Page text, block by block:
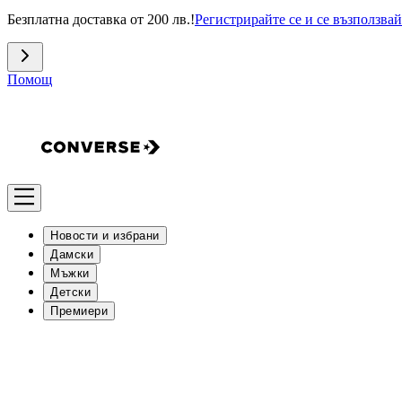
Безплатна доставка от 200 лв.!Регистрирайте се и се
Помощ
Новости и избрани
Дамски
Мъжки
Детски
Премиери